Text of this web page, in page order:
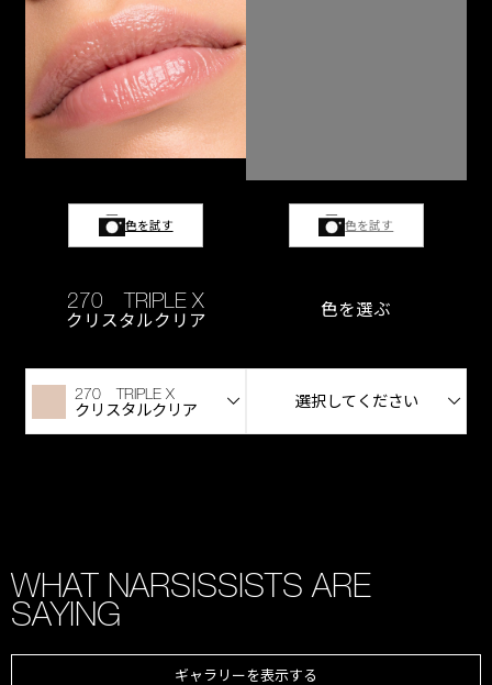
色を試す
270 TRIPLE X
クリスタルクリア
270 TRIPLE X
クリスタルクリア
色を試す
色を選ぶ
選択してください
WHAT NARSISSISTS ARE
SAYING
ギャラリーを表示する